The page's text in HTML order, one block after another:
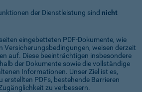
der Dienstleistung sind nicht
eingebetteten PDF-Dokumente, wie
Versicherungsbedingungen, weisen derzeit
auf. Diese beeinträchtigen insbesondere
der Dokumente sowie die vollständige
Informationen. Unser Ziel ist es,
erstellten PDFs, bestehende Barrieren
zu verbessern.